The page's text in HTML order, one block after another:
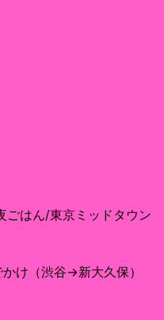
はん/東京ミッドタウン
け（渋谷→新大久保）